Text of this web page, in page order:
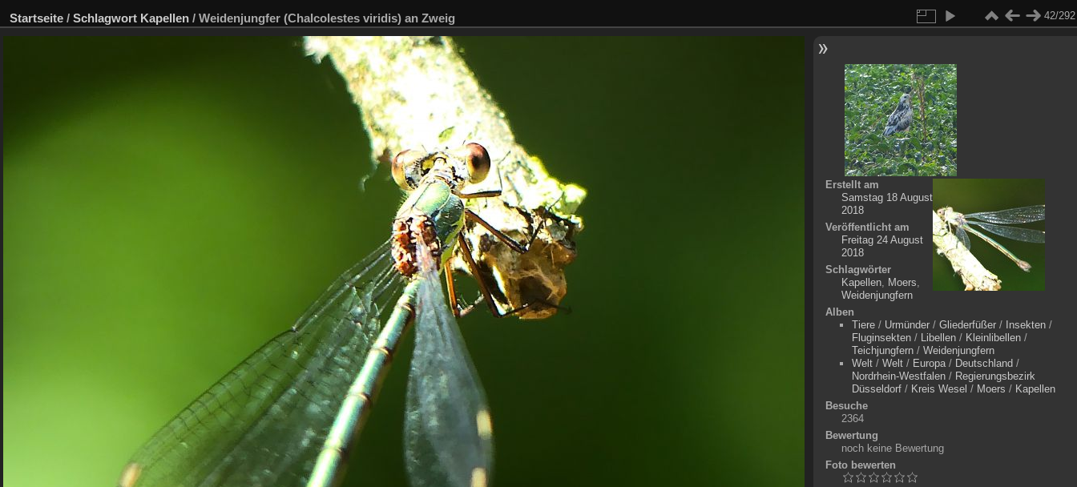
Startseite / Schlagwort Kapellen / Weidenjungfer (Chalcolestes viridis) an Zweig 42/292
Erstellt am
Samstag 18 August
2018
Veröffentlicht am
Freitag 24 August
2018
Schlagwörter
Kapellen, Moers,
Weidenjungfern
Alben
Tiere/ Urmünder/ Gliederfüßer/ Insekten/
Fluginsekten/ Libellen/ Kleinlibellen/
Teichjungfern/ Weidenjungfern
Welt/ Welt/ Europa/ Deutschland /
Nordrhein-Westfalen/ Regierungsbezirk
Düsseldorf/ Kreis Wesel / Moers / Kapellen
Besuche
2364
Bewertung
noch keine Bewertung
Foto bewerten